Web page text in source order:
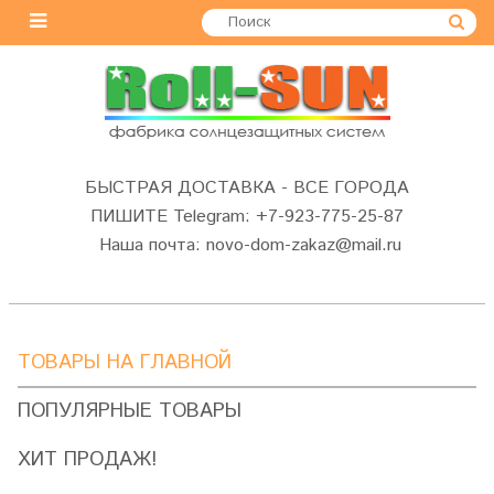
БЫСТРАЯ ДОСТАВКА - ВСЕ ГОРОДА
ПИШИТЕ Telegram: +7-923-775-25-87
Наша почта: novo-dom-zakaz@mail.ru
ТОВАРЫ НА ГЛАВНОЙ
ПОПУЛЯРНЫЕ ТОВАРЫ
ХИТ ПРОДАЖ!